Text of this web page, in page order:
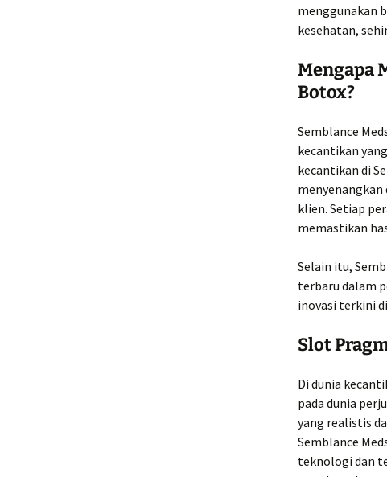
menggunakan
kesehatan,
Mengapa
Botox?
Semblance
kecantikan
kecantikan di
menyenangkan
klien. Setiap
memastikan
Selain itu,
terbaru dalam
inovasi terkini
Slot
Di dunia
pada dunia
yang realistis
Semblance
teknologi dan